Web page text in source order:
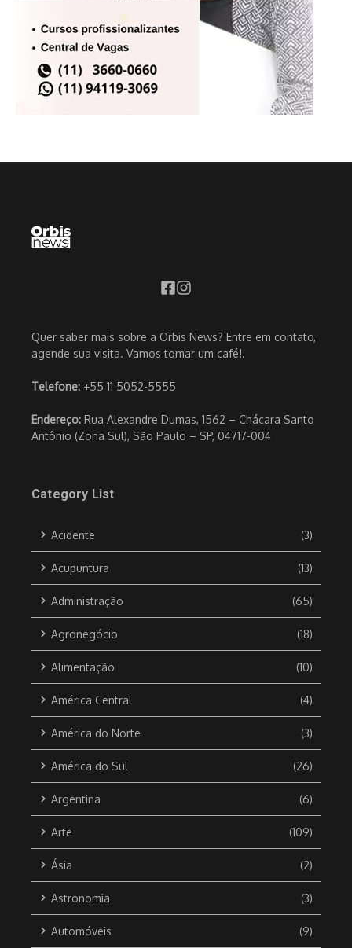
Quer saber mais sobre a Orbis News? Entre em contato,
agende sua visita. Vamos tomar um café!.
Telefone: +55 11 5052-5555
Endereço: Rua Alexandre Dumas, 1562 – Chácara Santo
Antônio (Zona Sul), São Paulo – SP, 04717-004
Category List
Acidente (3)
Acupuntura (13)
Administração (65)
Agronegócio (18)
Alimentação (10)
América Central (4)
América do Norte (3)
América do Sul (26)
Argentina (6)
Arte (109)
Ásia (2)
Astronomia (3)
Automóveis (9)